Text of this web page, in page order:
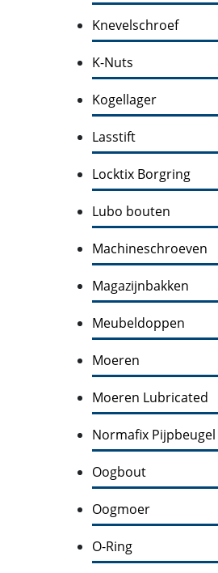
Knevelschroef
K-Nuts
Kogellager
Lasstift
Locktix Borgring
Lubo bouten
Machineschroeven
Magazijnbakken
Meubeldoppen
Moeren
Moeren Lubricated
Normafix Pijpbeugel
Oogbout
Oogmoer
O-Ring